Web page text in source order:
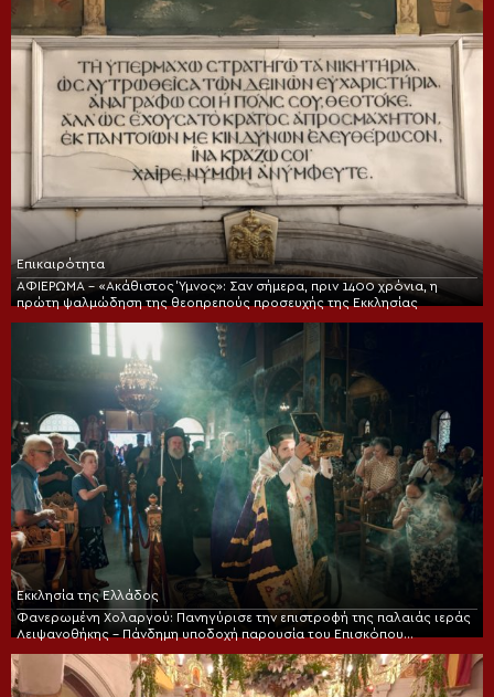
Επικαιρότητα
ΑΦΙΕΡΩΜΑ – «Ακάθιστος Ύμνος»: Σαν σήμερα, πριν 1400 χρόνια, η
πρώτη ψαλμώδηση της θεοπρεπούς προσευχής της Εκκλησίας
Εκκλησία της Ελλάδος
Φανερωμένη Χολαργού: Πανηγύρισε την επιστροφή της παλαιάς ιεράς
Λειψανοθήκης – Πάνδημη υποδοχή παρουσία του Επισκόπου